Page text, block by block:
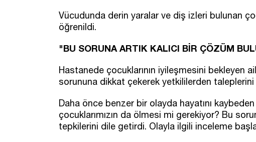
Vücudunda derin yaralar ve diş izleri bulunan
öğrenildi.
"BU SORUNA ARTIK KALICI BİR ÇÖZÜM
Hastanede çocuklarının iyileşmesini bekleyen
sorununa dikkat çekerek yetkililerden
Daha önce benzer bir olayda hayatını
çocuklarımızın da ölmesi mi gerekiyor? Bu
tepkilerini dile getirdi. Olayla ilgili inceleme